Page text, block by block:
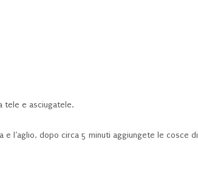
tele e asciugatele.
l’aglio, dopo circa 5 minuti aggiungete le cosce di